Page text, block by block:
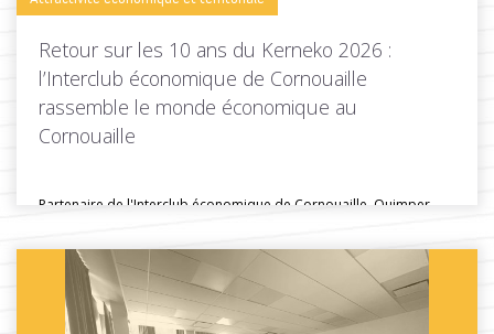
Retour sur les 10 ans du Kerneko 2026 :
l’Interclub économique de Cornouaille
rassemble le monde économique au
Cornouaille
Partenaire de l'Interclub économique de Cornouaille, Quimper
Toutes les actus de cette rubrique LIRE LA SUITE